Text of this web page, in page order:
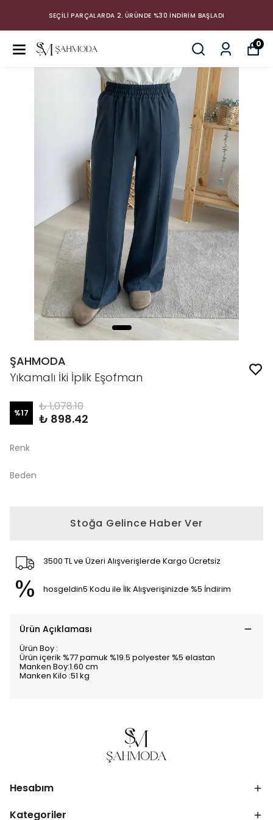
SEÇİLİ PARÇALARDA 2. ÜRÜNDE %30 İNDİRİM BAŞLADI
0
ŞAHMODA
Yıkamalı İki İplik Eşofman
%17 ₺ 1,078.10
₺ 898.42
Renk
Beden
Stoğa Gelince Haber Ver
3500 TL ve Üzeri Alışverişlerde Kargo Ücretsiz
hosgeldin5 Kodu ile İlk Alışverişinizde %5 İndirim
Ürün Açıklaması
Ürün Boy :
Ürün içerik %77 pamuk %19.5 polyester %5 elastan
Manken Boy:1.60 cm
Manken Kilo :51 kg
Hesabım
Kategoriler